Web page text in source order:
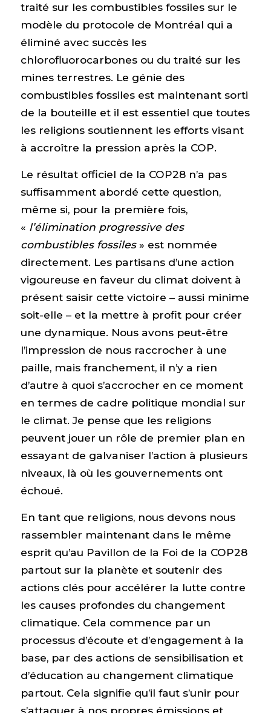
traité sur les combustibles fossiles sur le
modèle du protocole de Montréal qui a
éliminé avec succès les
chlorofluorocarbones ou du traité sur les
mines terrestres. Le génie des
combustibles fossiles est maintenant sorti
de la bouteille et il est essentiel que toutes
les religions soutiennent les efforts visant
à accroître la pression après la COP.
Le résultat officiel de la COP28 n’a pas
suffisamment abordé cette question,
même si, pour la première fois,
« l’élimination progressive des
combustibles fossiles» est nommée
directement. Les partisans d’une action
vigoureuse en faveur du climat doivent à
présent saisir cette victoire – aussi minime
soit-elle – et la mettre à profit pour créer
une dynamique. Nous avons peut-être
l’impression de nous raccrocher à une
paille, mais franchement, il n’y a rien
d’autre à quoi s’accrocher en ce moment
en termes de cadre politique mondial sur
le climat. Je pense que les religions
peuvent jouer un rôle de premier plan en
essayant de galvaniser l’action à plusieurs
niveaux, là où les gouvernements ont
échoué.
En tant que religions, nous devons nous
rassembler maintenant dans le même
esprit qu’au Pavillon de la Foi de la COP28
partout sur la planète et soutenir des
actions clés pour accélérer la lutte contre
les causes profondes du changement
climatique. Cela commence par un
processus d’écoute et d’engagement à la
base, par des actions de sensibilisation et
d’éducation au changement climatique
partout. Cela signifie qu’il faut s’unir pour
s’attaquer à nos propres émissions et